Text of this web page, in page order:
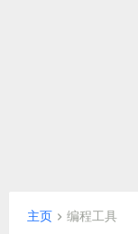
主页 编程工具